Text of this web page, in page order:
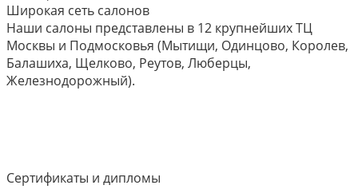
Широкая сеть салонов
Наши салоны представлены в 12 крупнейших ТЦ
Москвы и Подмосковья (Мытищи, Одинцово, Королев,
Балашиха, Щелково, Реутов, Люберцы,
Железнодорожный).
Сертификаты и дипломы